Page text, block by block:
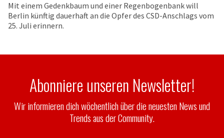
Mit einem Gedenkbaum und einer Regenbogenbank will
Berlin künftig dauerhaft an die Opfer des CSD-Anschlags vom
25. Juli erinnern.
Abonniere unseren Newsletter!
Wir informieren dich wöchentlich über die neuesten News und
Trends aus der Community.